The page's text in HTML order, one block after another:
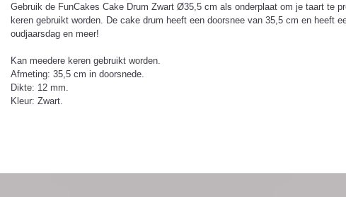
Gebruik de FunCakes Cake Drum Zwart Ø35,5 cm als onderplaat om je taart te
keren gebruikt worden. De cake drum heeft een doorsnee van 35,5 cm en heeft
oudjaarsdag en meer!
Kan meedere keren gebruikt worden.
Afmeting: 35,5 cm in doorsnede.
Dikte: 12 mm.
Kleur: Zwart.